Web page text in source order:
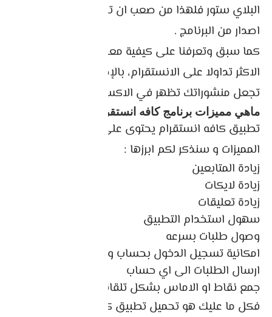
البلاي ستور فلهذا من صعب ان تجد رابط تحميل اخر
اصدار من البرنامج .
كما سبق وتعرفنا على كيفية معرفة الهاشتاقات
الاكثر تداولا على الانستقرام، بالإضافة إلى كيف
تجعل منشوراتك تظهر في الاكسبلور.
ماهي مميزات برنامج كافه انستقرام
تطبيق كافه انستقرام يحتوى على العديد من
المميزات و سنذكر لكم ابرزها :
زيادة المتابعين
زيادة لايكات
زيادة تعليقات
سهول استخدام التطبيق
وصول طلبات بسرعه
امكانية تسجيل الدخول بحساب وهلي
ارسال الطلبات الى اي حساب
جمع نقاط او الاماس بشكل تلقائي
فكل ما عليك هو تحميل تطبيق كافه انستقرام